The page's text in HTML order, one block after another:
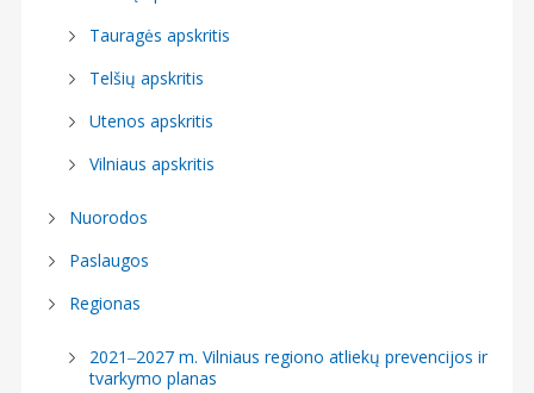
Tauragės apskritis
Telšių apskritis
Utenos apskritis
Vilniaus apskritis
Nuorodos
Paslaugos
Regionas
2021‒2027 m. Vilniaus regiono atliekų prevencijos ir
tvarkymo planas